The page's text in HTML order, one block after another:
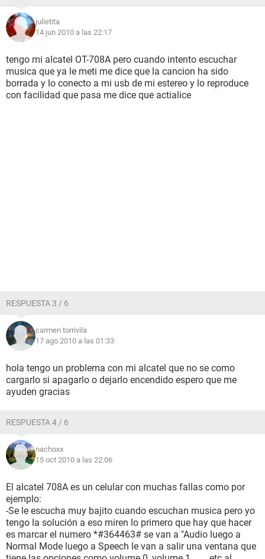
julietita
14 jun 2010 a las 22:17
tengo mi alcatel OT-708A pero cuando intento escuchar
musica que ya le meti me dice que la cancion ha sido
borrada y lo conecto a mi usb de mi estereo y lo reproduce
con facilidad que pasa me dice que actialice
RESPUESTA 3 / 6
carmen torrivila
17 ago 2010 a las 01:33
hola tengo un problema con mi alcatel que no se como
cargarlo si apagarlo o dejarlo encendido espero que me
ayuden gracias
RESPUESTA 4 / 6
nachoxx
15 oct 2010 a las 22:06
El alcatel 708A es un celular con muchas fallas como por
ejemplo:
-Se le escucha muy bajito cuando escuchan musica pero yo
tengo la solución a eso miren lo primero que hay que hacer
es marcar el numero *#364463# se van a "Audio luego a
Normal Mode luego a Speech le van a salir una ventana que